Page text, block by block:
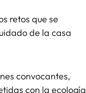
retos que se
de la casa
convocantes,
con la ecología